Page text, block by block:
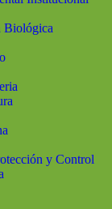
Biológica
y Control